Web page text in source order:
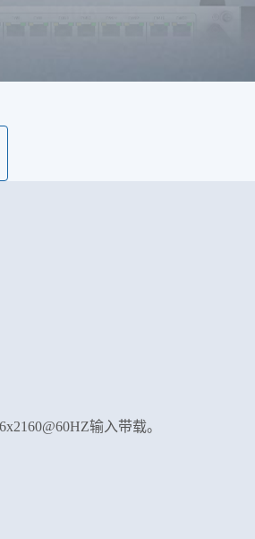
输入带载。